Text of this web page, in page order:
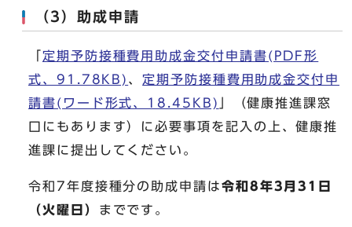
（3）助成申請
定期予防接種費用助成金交付申請書(PDF形
式、91.78KB) 、定期予防接種費用助成金交付申
請書(ワード形式、18.45KB)
」（健康推進課窓
口にもあります）に必要事項を記入の上、健康推
進課に提出してください。
令和7年度接種分の助成申請は令和8年3月31日
（火曜日） までです。